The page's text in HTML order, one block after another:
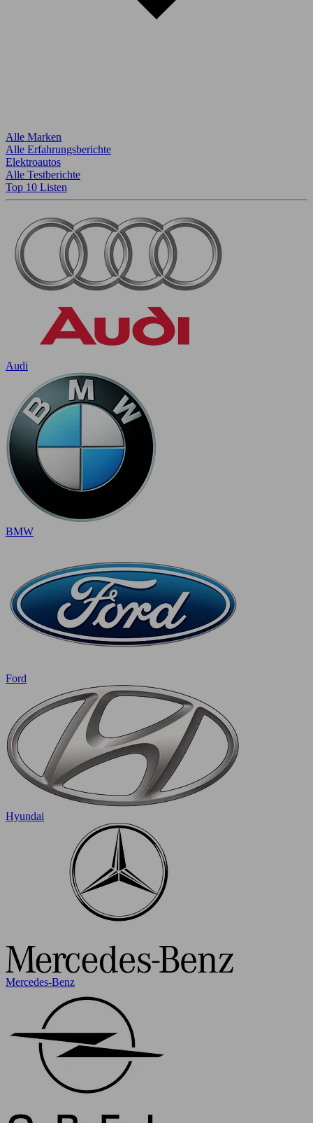
Alle Marken
Alle Erfahrungsberichte
Elektroautos
Alle Testberichte
Top 10 Listen
Audi
BMW
Ford
Hyundai
Mercedes-Benz